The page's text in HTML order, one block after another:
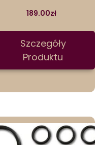
189.00zł
Szczegóły
Produktu